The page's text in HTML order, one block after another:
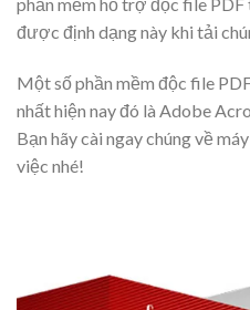
được định dạng này khi tải
Một số phần mềm độc file
nhất hiện nay đó là Adobe
Bạn hãy cài ngay chúng về
việc nhé!